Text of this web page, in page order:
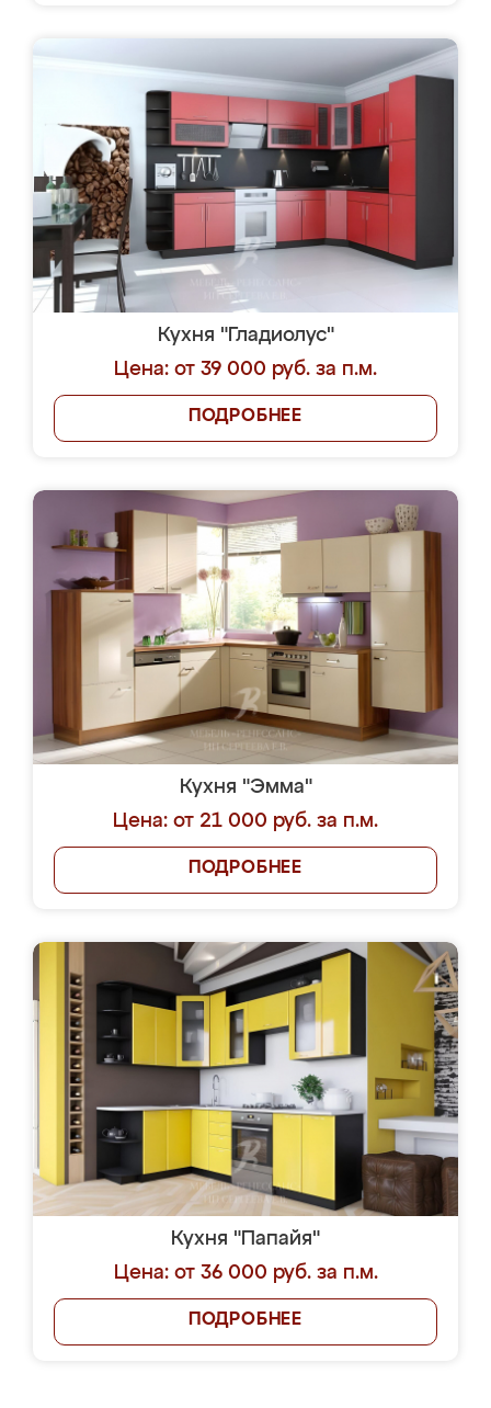
Кухня "Гладиолус"
Цена: от 39 000 руб. за п.м.
ПОДРОБНЕЕ
Кухня "Эмма"
Цена: от 21 000 руб. за п.м.
ПОДРОБНЕЕ
Кухня "Папайя"
Цена: от 36 000 руб. за п.м.
ПОДРОБНЕЕ